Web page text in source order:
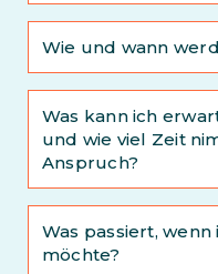
Wie und wann
Was kann ich
und wie viel Zeit
Anspruch?
Was passiert,
möchte?